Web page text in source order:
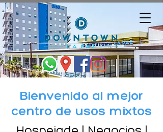
Bienvenido al mejor
centro de usos mixtos